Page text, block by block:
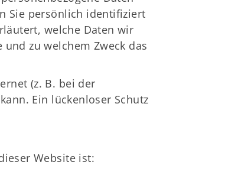
Sie persönlich identifiziert
welche Daten wir
zu welchem Zweck das
(z. B. bei der
Ein lückenloser Schutz
Website ist: